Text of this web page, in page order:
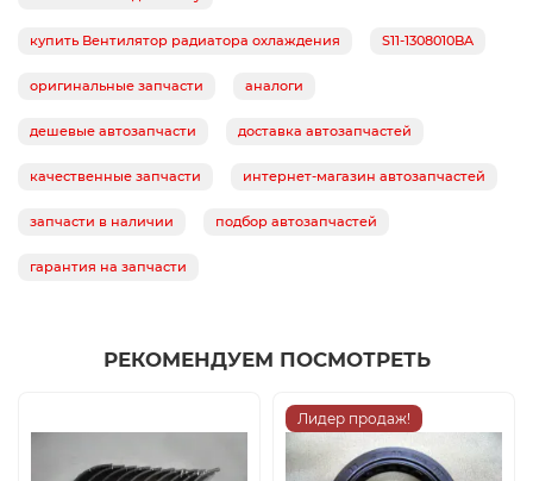
купить Вентилятор радиатора охлаждения S11-1308010BA
оригинальные запчасти аналоги
дешевые автозапчасти доставка автозапчастей
качественные запчасти интернет-магазин автозапчастей
запчасти в наличии подбор автозапчастей
гарантия на запчасти
РЕКОМЕНДУЕМ ПОСМОТРЕТЬ
Лидер продаж!